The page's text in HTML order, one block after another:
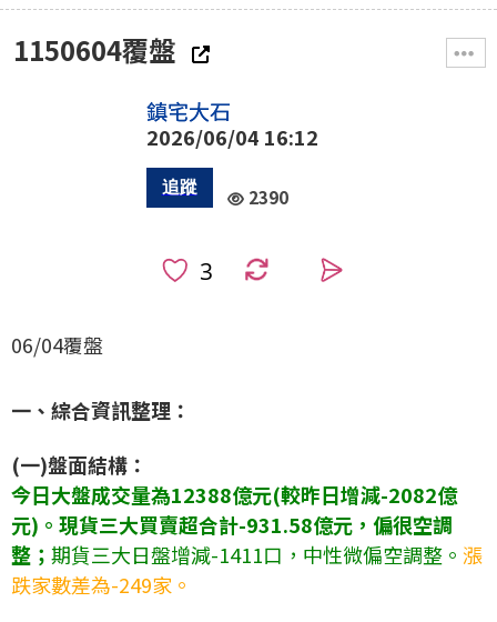
1150604覆盤
鎮宅大石
2026/06/04 16:12
2390
06/04覆盤
一、綜合資訊整理：
(一)盤面結構：
今日大盤成交量為12388億元(較昨日增減-2082億
元)。現貨三大買賣超合計-931.58億元，偏很空調
整； 期貨三大日盤增減-1411口，中性微偏空調整。 漲
跌家數差為-249家。